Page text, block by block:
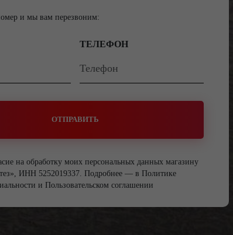
и мы вам перезвоним:
ТЕЛЕФОН
ОТПРАВИТЬ
на обработку моих персональных данных магазину
ИНН 5252019337. Подробнее — в Политике
и Пользовательском соглашении